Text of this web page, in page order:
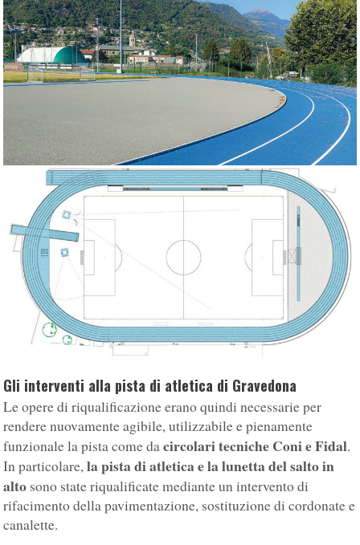
Gli interventi alla pista di atletica di Gravedona
Le opere di riqualificazione erano quindi necessarie per
rendere nuovamente agibile, utilizzabile e pienamente
funzionale la pista come dacircolari tecniche Coni e Fidal.
In particolare,la pista di atletica e la lunetta del salto in
alto sono state riqualificate mediante un intervento di
rifacimento della pavimentazione, sostituzione di cordonate e
canalette.